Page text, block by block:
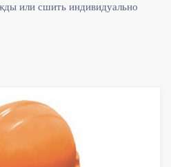
или сшить индивидуально